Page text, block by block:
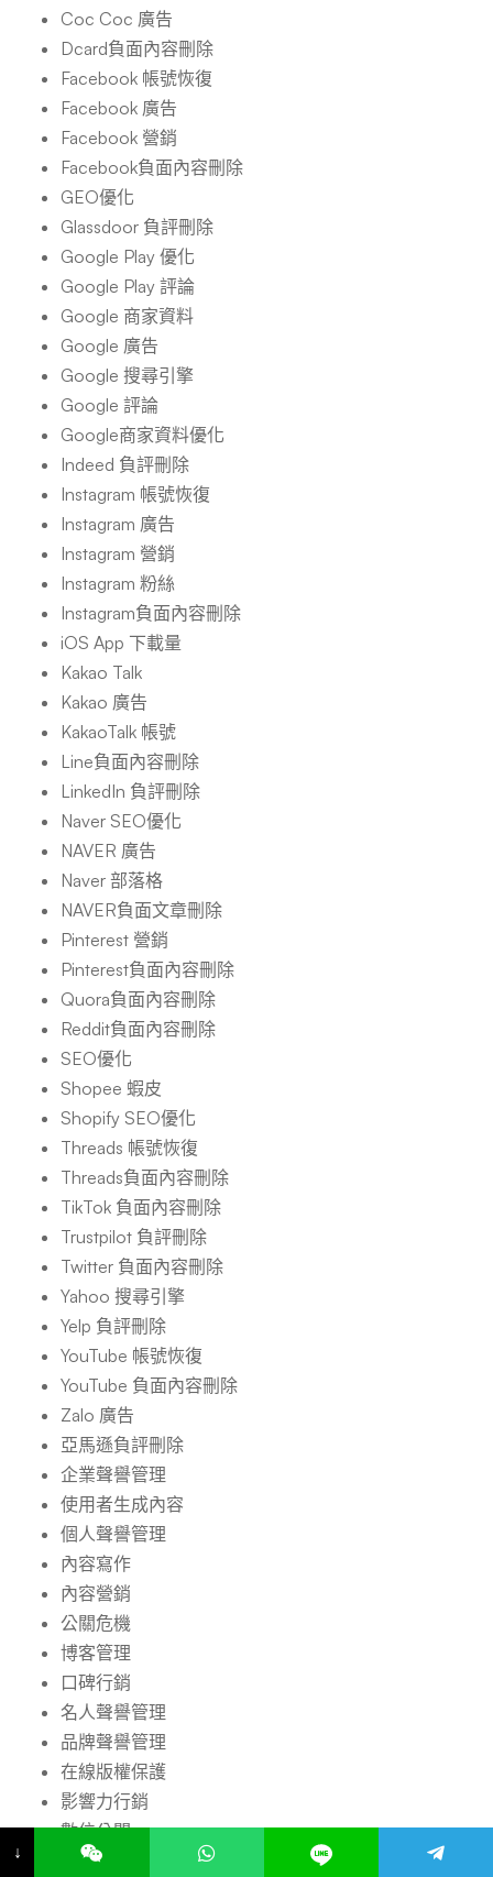
Coc Coc 廣告
Dcard負面內容刪除
Facebook 帳號恢復
Facebook 廣告
Facebook 營銷
Facebook負面內容刪除
GEO優化
Glassdoor 負評刪除
Google Play 優化
Google Play 評論
Google 商家資料
Google 廣告
Google 搜尋引擎
Google 評論
Google商家資料優化
Indeed 負評刪除
Instagram 帳號恢復
Instagram 廣告
Instagram 營銷
Instagram 粉絲
Instagram負面內容刪除
iOS App 下載量
Kakao Talk
Kakao 廣告
KakaoTalk 帳號
Line負面內容刪除
LinkedIn 負評刪除
Naver SEO優化
NAVER 廣告
Naver 部落格
NAVER負面文章刪除
Pinterest 營銷
Pinterest負面內容刪除
Quora負面內容刪除
Reddit負面內容刪除
SEO優化
Shopee 蝦皮
Shopify SEO優化
Threads 帳號恢復
Threads負面內容刪除
TikTok 負面內容刪除
Trustpilot 負評刪除
Twitter 負面內容刪除
Yahoo 搜尋引擎
Yelp 負評刪除
YouTube 帳號恢復
YouTube 負面內容刪除
Zalo 廣告
亞馬遜負評刪除
企業聲譽管理
使用者生成內容
個人聲譽管理
內容寫作
內容營銷
公關危機
博客管理
口碑行銷
名人聲譽管理
品牌聲譽管理
在線版權保護
影響力行銷
數位公關
數位廣告
↓